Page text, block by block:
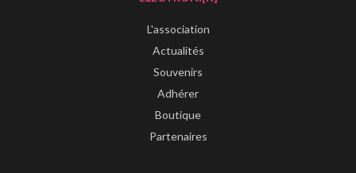
L'association
Actualités
Souvenirs
Adhérer
Boutique
Partenaires